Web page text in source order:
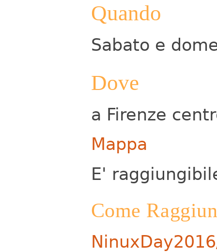
Quando
Sabato e
Dove
a Firenze
Mappa
E'
Come